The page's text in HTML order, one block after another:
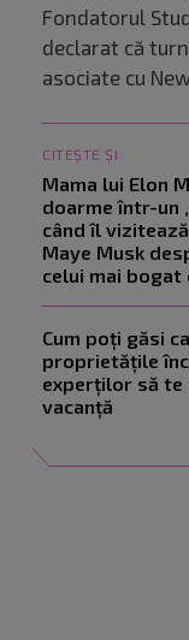
Fondatorul
declarat că
asociate cu
CITEȘTE ȘI
Mama lui Elon
doarme într-un
când îl
Maye Musk
celui mai bogat
Cum poți găsi
proprietățile
experților să te
vacanță